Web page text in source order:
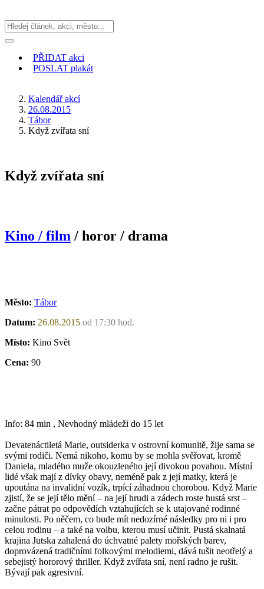
PŘIDAT akci
POSLAT plakát
Kalendář akcí
26.08.2015
Tábor
Když zvířata sní
Když zvířata sní
Kino / film / horor / drama
Město: Tábor
Datum: 26.08.2015 od 17:30 hod.
Místo: Kino Svět
Cena: 90
Info: 84 min , Nevhodný mládeži do 15 let
Devatenáctiletá Marie, outsiderka v ostrovní komunitě, žije sama se
svými rodiči. Nemá nikoho, komu by se mohla svěřovat, kromě
Daniela, mladého muže okouzleného její divokou povahou. Místní
lidé však mají z dívky obavy, neméně pak z její matky, která je
upoutána na invalidní vozík, trpící záhadnou chorobou. Když Marie
zjistí, že se její tělo mění – na její hrudi a zádech roste hustá srst –
začne pátrat po odpovědích vztahujících se k utajované rodinné
minulosti. Po něčem, co bude mít nedozírné následky pro ni i pro
celou rodinu – a také na volbu, kterou musí učinit. Pustá skalnatá
krajina Jutska zahalená do úchvatné palety mořských barev,
doprovázená tradičními folkovými melodiemi, dává tušit neotřelý a
sebejistý hororový thriller. Když zvířata sní, není radno je rušit.
Bývají pak agresivní.